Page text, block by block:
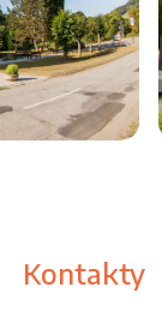
Kontakty